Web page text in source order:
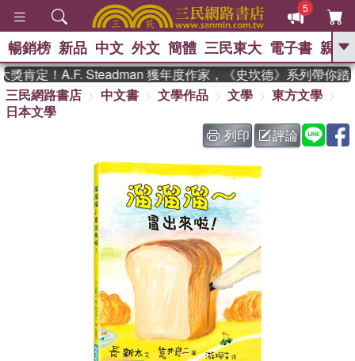
5
GO
熱搜： 東野圭吾 、 The Odyssey 、
國際布克獎 臺灣漫遊錄 、
方
台灣的李登輝時代 、 數學女
孩：黎曼猜想 、 偉大的迷走神經
暢銷榜 新品 中文 外文 簡體 三民東大 電子書 親子
肯定！A.F. Steadman 獲年度作家，《史坎德》系列帶你踏上
三民網路書店
中文書 文學作品 文學
東方文學
日本文學
列印
評論